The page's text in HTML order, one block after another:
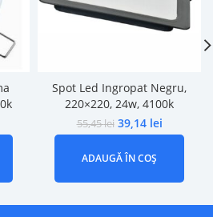
Spot Led Ingropat Negru,
220×220, 24w, 4100k
55,45lei 39,14 lei
ADAUGĂ ÎN COȘ